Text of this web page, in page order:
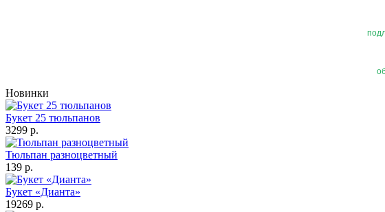
Новинки
Букет 25 тюльпанов
3299 р.
Тюльпан разноцветный
139 р.
Букет «Дианта»
19269 р.